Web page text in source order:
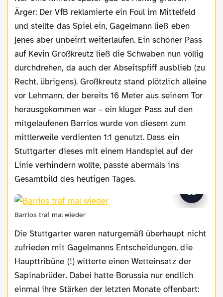
Ärger: Der VfB reklamierte ein Foul im Mittelfeld
und stellte das Spiel ein, Gagelmann ließ eben
jenes aber unbeirrt weiterlaufen. Ein schöner Pass
auf Kevin Großkreutz ließ die Schwaben nun völlig
durchdrehen, da auch der Abseitspfiff ausblieb (zu
Recht, übrigens). Großkreutz stand plötzlich alleine
vor Lehmann, der bereits 16 Meter aus seinem Tor
herausgekommen war – ein kluger Pass auf den
mitgelaufenen Barrios wurde von diesem zum
mittlerweile verdienten 1:1 genutzt. Dass ein
Stuttgarter dieses mit einem Handspiel auf der
Linie verhindern wollte, passte abermals ins
Gesamtbild des heutigen Tages.
Barrios traf mal wieder
Die Stuttgarter waren naturgemäß überhaupt nicht
zufrieden mit Gagelmanns Entscheidungen, die
Haupttribüne (!) witterte einen Wetteinsatz der
Sapinabrüder. Dabei hatte Borussia nur endlich
einmal ihre Stärken der letzten Monate offenbart: